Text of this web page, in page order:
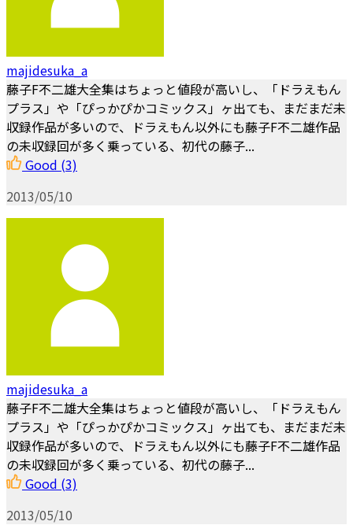
majidesuka_a
藤子F不二雄大全集はちょっと値段が高いし、「ドラえもん
プラス」や「ぴっかぴかコミックス」ヶ出ても、まだまだ未
収録作品が多いので、ドラえもん以外にも藤子F不二雄作品
の未収録回が多く乗っている、初代の藤子...
Good (3)
2013/05/10
majidesuka_a
藤子F不二雄大全集はちょっと値段が高いし、「ドラえもん
プラス」や「ぴっかぴかコミックス」ヶ出ても、まだまだ未
収録作品が多いので、ドラえもん以外にも藤子F不二雄作品
の未収録回が多く乗っている、初代の藤子...
Good (3)
2013/05/10